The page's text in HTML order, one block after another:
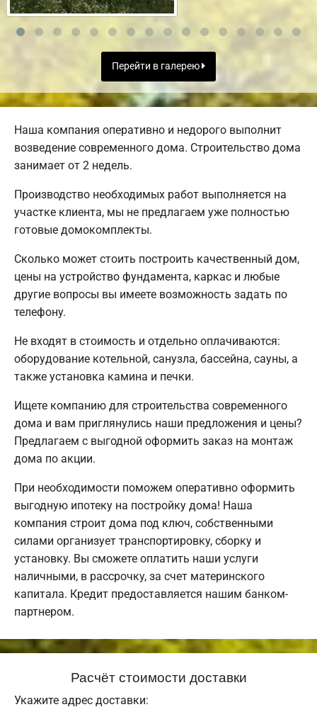
Перейти в галерею
Наша компания оперативно и недорого выполнит
возведение современного дома. Строительство дома
занимает от 2 недель.
Производство необходимых работ выполняется на
участке клиента, мы не предлагаем уже полностью
готовые домокомплекты.
Сколько может стоить построить качественный дом,
цены на устройство фундамента, каркас и любые
другие вопросы вы имеете возможность задать по
телефону.
Не входят в стоимость и отдельно оплачиваются:
оборудование котельной, санузла, бассейна, сауны, а
также установка камина и печки.
Ищете компанию для строительства современного
дома и вам приглянулись наши предложения и цены?
Предлагаем с выгодной оформить заказ на монтаж
дома по акции.
При необходимости поможем оперативно оформить
выгодную ипотеку на постройку дома! Наша
компания строит дома под ключ, собственными
силами организует транспортировку, сборку и
установку. Вы сможете оплатить наши услуги
наличными, в рассрочку, за счет материнского
капитала. Кредит предоставляется нашим банком-
партнером.
Расчёт стоимости доставки
Укажите адрес доставки: